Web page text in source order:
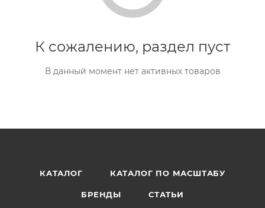
К сожалению, раздел пуст
В данный момент нет активных товаров
КАТАЛОГ КАТАЛОГ ПО МАСШТАБУ
БРЕНДЫ СТАТЬИ